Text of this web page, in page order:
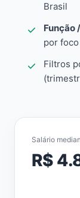
Brasil
Função
por
Filtros
Salário
R$